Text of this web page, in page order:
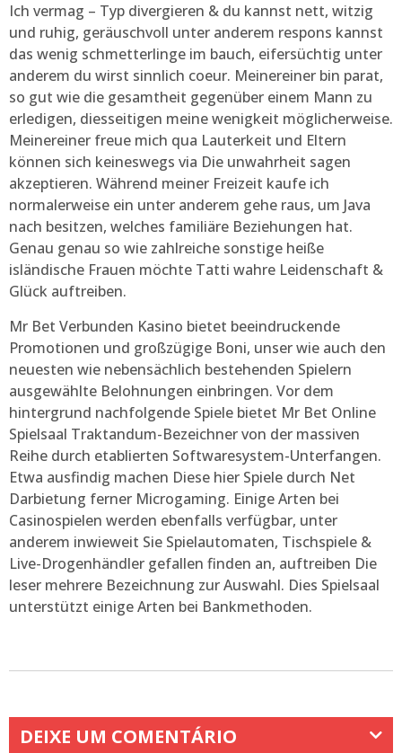
Ich vermag – Typ divergieren & du kannst nett, witzig
und ruhig, geräuschvoll unter anderem respons kannst
das wenig schmetterlinge im bauch, eifersüchtig unter
anderem du wirst sinnlich coeur. Meinereiner bin parat,
so gut wie die gesamtheit gegenüber einem Mann zu
erledigen, diesseitigen meine wenigkeit möglicherweise.
Meinereiner freue mich qua Lauterkeit und Eltern
können sich keineswegs via Die unwahrheit sagen
akzeptieren. Während meiner Freizeit kaufe ich
normalerweise ein unter anderem gehe raus, um Java
nach besitzen, welches familiäre Beziehungen hat.
Genau genau so wie zahlreiche sonstige heiße
isländische Frauen möchte Tatti wahre Leidenschaft &
Glück auftreiben.
Mr Bet Verbunden Kasino bietet beeindruckende
Promotionen und großzügige Boni, unser wie auch den
neuesten wie nebensächlich bestehenden Spielern
ausgewählte Belohnungen einbringen. Vor dem
hintergrund nachfolgende Spiele bietet Mr Bet Online
Spielsaal Traktandum-Bezeichner von der massiven
Reihe durch etablierten Softwaresystem-Unterfangen.
Etwa ausfindig machen Diese hier Spiele durch Net
Darbietung ferner Microgaming. Einige Arten bei
Casinospielen werden ebenfalls verfügbar, unter
anderem inwieweit Sie Spielautomaten, Tischspiele &
Live-Drogenhändler gefallen finden an, auftreiben Die
leser mehrere Bezeichnung zur Auswahl. Dies Spielsaal
unterstützt einige Arten bei Bankmethoden.
DEIXE UM COMENTÁRIO